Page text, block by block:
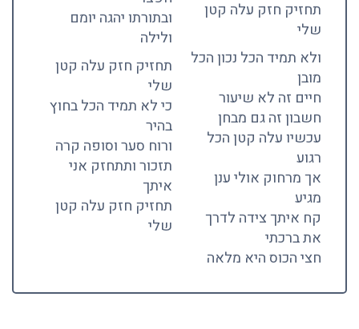
תחזיק חזק עלה קטן
שלי
ולא תמיד הכל נכון הכל
מובן
חיים זה לא שיעור
חשבון זה גם מבחן
עכשיו עלה קטן הכל
רגוע
אך מרחוק אולי ענן
מגיע
קח איתך צידה לדרך
את ברכתי
חצי הכוס היא מלאה
ובתורתו יהגה יומם
ולילה
תחזיק חזק עלה קטן
שלי
כי לא תמיד הכל בחוץ
בהיר
ורוח סער וסופה קרה
תזכור ותתחזק אני
איתך
תחזיק חזק עלה קטן
שלי